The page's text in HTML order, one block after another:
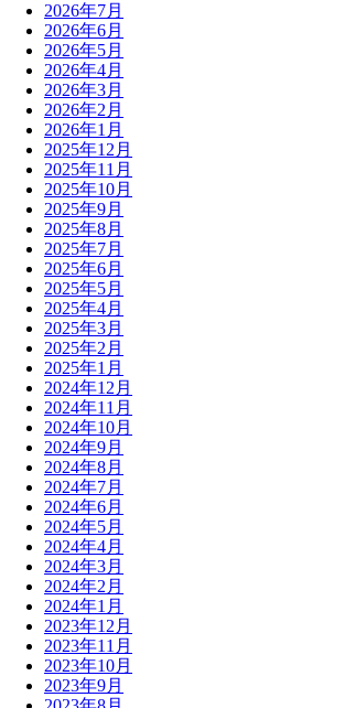
2026年7月
2026年6月
2026年5月
2026年4月
2026年3月
2026年2月
2026年1月
2025年12月
2025年11月
2025年10月
2025年9月
2025年8月
2025年7月
2025年6月
2025年5月
2025年4月
2025年3月
2025年2月
2025年1月
2024年12月
2024年11月
2024年10月
2024年9月
2024年8月
2024年7月
2024年6月
2024年5月
2024年4月
2024年3月
2024年2月
2024年1月
2023年12月
2023年11月
2023年10月
2023年9月